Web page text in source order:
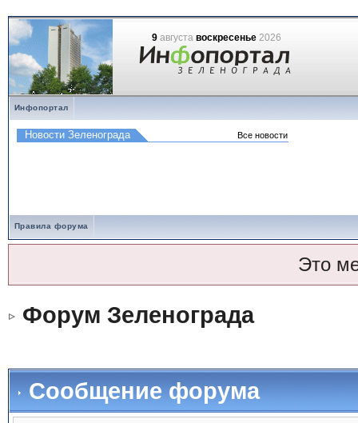
9августа воскресенье2026
Инфопортал
Правила форума
Это
Форум Зеленограда
Сообщение форума